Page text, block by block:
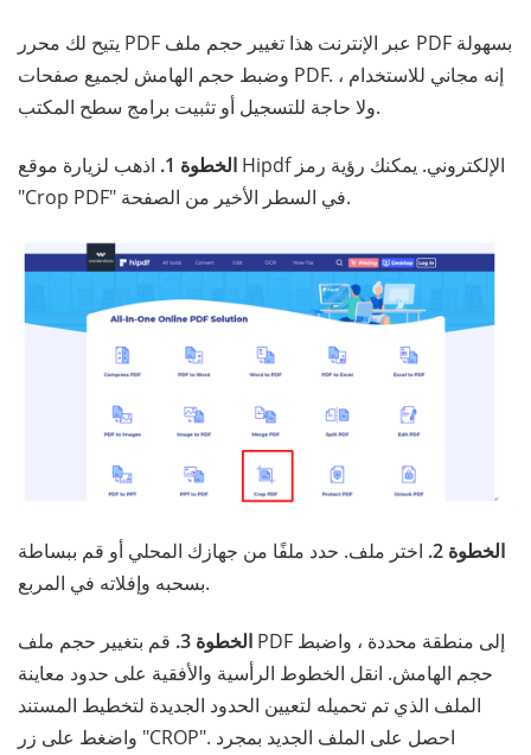
يتيح لك محرر PDF عبر الإنترنت هذا تغيير حجم ملف PDF بسهولة
وضبط حجم الهامش لجميع صفحات PDF. إنه مجاني للاستخدام ،
ولا حاجة للتسجيل أو تثبيت برامج سطح المكتب.
الخطوة 1.
اذهب لزيارة موقع Hipdf الإلكتروني. يمكنك رؤية رمز
"Crop PDF" في السطر الأخير من الصفحة.
الخطوة 2.
اختر ملف. حدد ملفًا من جهازك المحلي أو قم ببساطة
بسحبه وإفلاته في المربع.
الخطوة 3.
قم بتغيير حجم ملف PDF إلى منطقة محددة ، واضبط
حجم الهامش. انقل الخطوط الرأسية والأفقية على حدود معاينة
الملف الذي تم تحميله لتعيين الحدود الجديدة لتخطيط المستند
واضغط على زر "CROP". احصل على الملف الجديد بمجرد